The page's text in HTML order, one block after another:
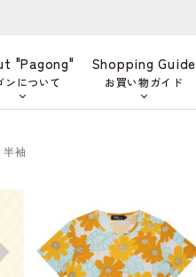
"Pagong"
ンについて
Shopping Guide
お買い物ガイド
半袖